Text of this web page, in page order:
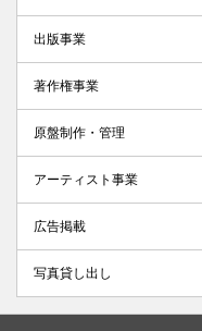
出版事業
著作権事業
原盤制作・管理
アーティスト事業
広告掲載
写真貸し出し